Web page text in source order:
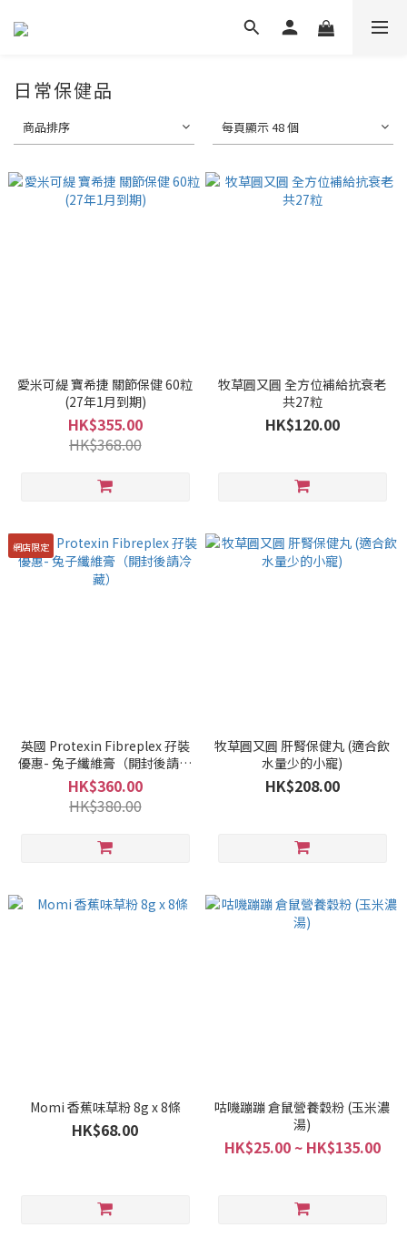
日常保健品
商品排序 每頁顯示 48 個
愛米可緹 寶希捷 關節保健 60粒
(27年1月到期)
HK$355.00
HK$368.00
牧草圓又圓 全方位補給抗衰老
共27粒
HK$120.00
網店限定
英國 Protexin Fibreplex 孖裝
優惠- 兔子纖維膏（開封後請冷
藏）
HK$360.00
HK$380.00
牧草圓又圓 肝腎保健丸 (適合飲
水量少的小寵)
HK$208.00
Momi 香蕉味草粉 8g x 8條
HK$68.00
咕嘰蹦蹦 倉鼠營養穀粉 (玉米濃
湯)
HK$25.00 ~ HK$135.00